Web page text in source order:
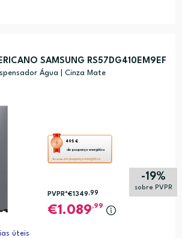
SAMSUNG RS57DG410EM9EF
Água | Cinza Mate
495 €
de poupança energética
Bronze em poupança energética
Esta
ação
de
-19%
sobre PVPR
PVPR*€1349 ,99
1.089,99
úteis